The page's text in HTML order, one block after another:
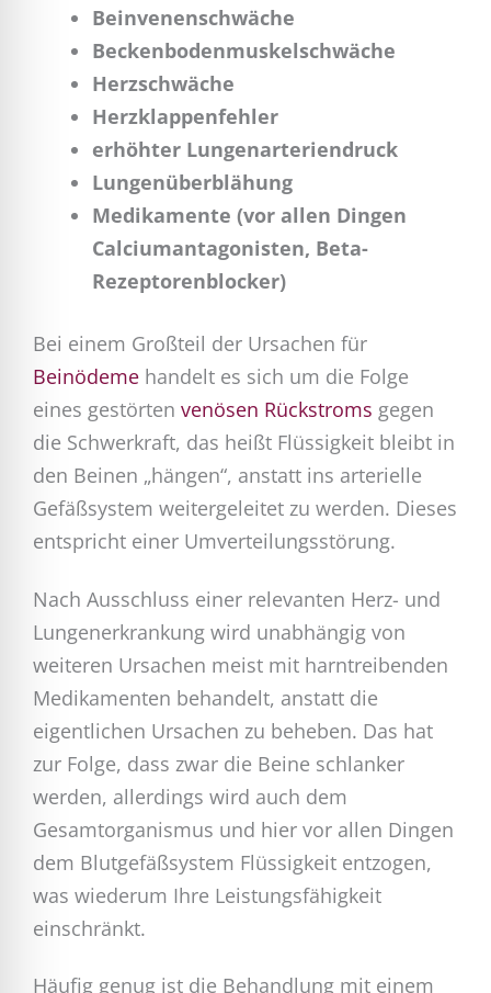
Beinvenenschwäche
Beckenbodenmuskelschwäche
Herzschwäche
Herzklappenfehler
erhöhter Lungenarteriendruck
Lungenüberblähung
Medikamente (vor allen Dingen
Calciumantagonisten, Beta-
Rezeptorenblocker)
Bei einem Großteil der Ursachen für
Beinödeme handelt es sich um die Folge
eines gestörten venösen Rückstroms gegen
die Schwerkraft, das heißt Flüssigkeit bleibt in
den Beinen „hängen“, anstatt ins arterielle
Gefäßsystem weitergeleitet zu werden. Dieses
entspricht einer Umverteilungsstörung.
Nach Ausschluss einer relevanten Herz- und
Lungenerkrankung wird unabhängig von
weiteren Ursachen meist mit harntreibenden
Medikamenten behandelt, anstatt die
eigentlichen Ursachen zu beheben. Das hat
zur Folge, dass zwar die Beine schlanker
werden, allerdings wird auch dem
Gesamtorganismus und hier vor allen Dingen
dem Blutgefäßsystem Flüssigkeit entzogen,
was wiederum Ihre Leistungsfähigkeit
einschränkt.
Häufig genug ist die Behandlung mit einem